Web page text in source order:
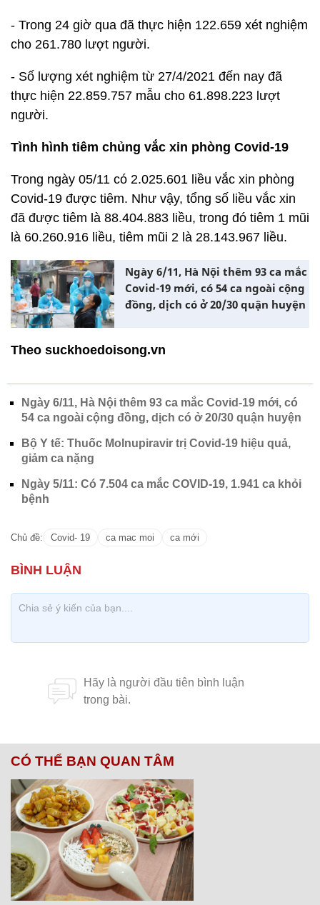
- Trong 24 giờ qua đã thực hiện 122.659 xét nghiệm
cho 261.780 lượt người.
- Số lượng xét nghiệm từ 27/4/2021 đến nay đã
thực hiện 22.859.757 mẫu cho 61.898.223 lượt
người.
Tình hình tiêm chủng vắc xin phòng Covid-19
Trong ngày 05/11 có 2.025.601 liều vắc xin phòng
Covid-19 được tiêm. Như vậy, tổng số liều vắc xin
đã được tiêm là 88.404.883 liều, trong đó tiêm 1 mũi
là 60.260.916 liều, tiêm mũi 2 là 28.143.967 liều.
Ngày 6/11, Hà Nội thêm 93 ca mắc
Covid-19 mới, có 54 ca ngoài cộng
đồng, dịch có ở 20/30 quận huyện
Theo suckhoedoisong.vn
Ngày 6/11, Hà Nội thêm 93 ca mắc Covid-19 mới, có
54 ca ngoài cộng đồng, dịch có ở 20/30 quận huyện
Bộ Y tế: Thuốc Molnupiravir trị Covid-19 hiệu quả,
giảm ca nặng
Ngày 5/11: Có 7.504 ca mắc COVID-19, 1.941 ca khỏi
bệnh
Chủ đề: Covid- 19 ca mac moi ca mới
CÓ THỂ BẠN QUAN TÂM